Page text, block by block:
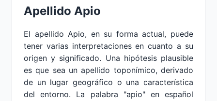
Apellido Apio
El apellido Apio, en su forma actual, puede
tener varias interpretaciones en cuanto a su
origen y significado. Una hipótesis plausible
es que sea un apellido toponímico, derivado
de un lugar geográfico o una característica
del entorno. La palabra "apio" en español